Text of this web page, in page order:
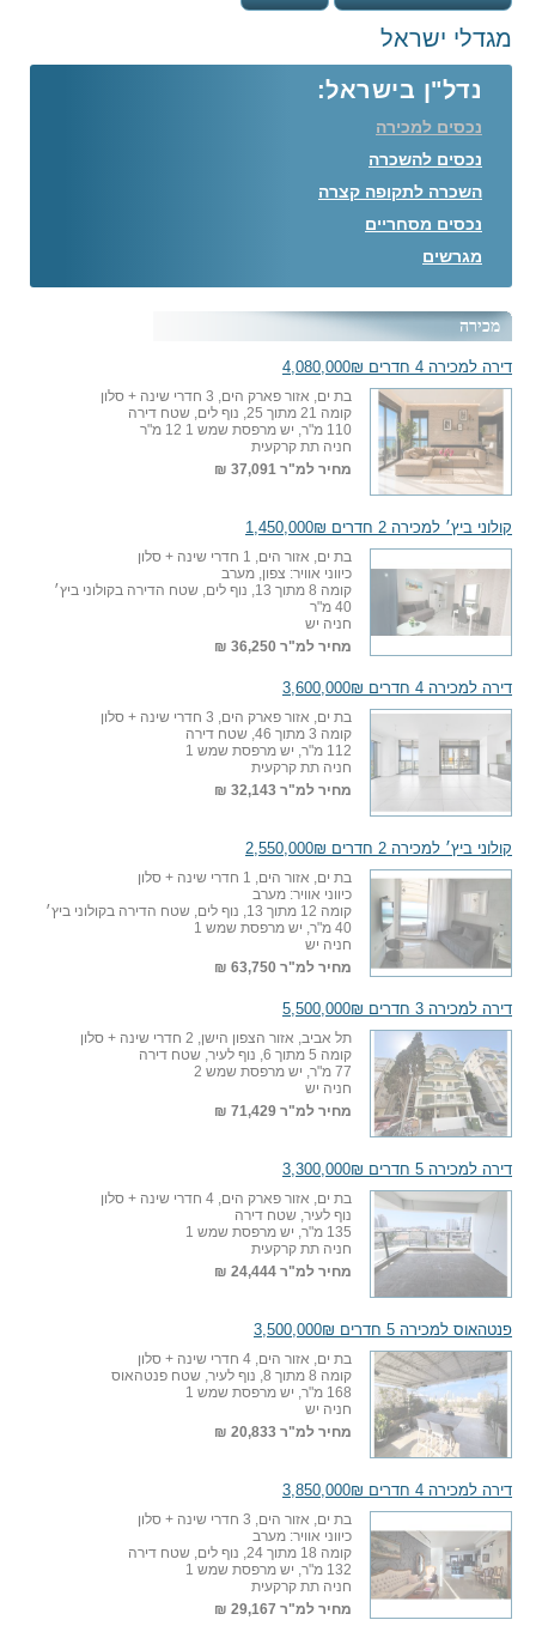
מגדלי ישראל
נדל"ן בישראל:
נכסים למכירה
נכסים להשכרה
השכרה לתקופה קצרה
נכסים מסחריים
מגרשים
מכירה
דירה למכירה 4 חדרים 4,080,000₪
בת ים, אזור פארק הים, 3 חדרי שינה + סלון
קומה 21 מתוך 25, נוף לים, שטח דירה
110 מ"ר, יש מרפסת שמש 1 12 מ"ר
חניה תת קרקעית
מחיר למ"ר 37,091 ₪
קולוני ביץ׳ למכירה 2 חדרים 1,450,000₪
בת ים, אזור הים, 1 חדרי שינה + סלון
כיווני אוויר: צפון, מערב
קומה 8 מתוך 13, נוף לים, שטח הדירה בקולוני ביץ׳
40 מ"ר
חניה יש
מחיר למ"ר 36,250 ₪
דירה למכירה 4 חדרים 3,600,000₪
בת ים, אזור פארק הים, 3 חדרי שינה + סלון
קומה 3 מתוך 46, שטח דירה
112 מ"ר, יש מרפסת שמש 1
חניה תת קרקעית
מחיר למ"ר 32,143 ₪
קולוני ביץ׳ למכירה 2 חדרים 2,550,000₪
בת ים, אזור הים, 1 חדרי שינה + סלון
כיווני אוויר: מערב
קומה 12 מתוך 13, נוף לים, שטח הדירה בקולוני ביץ׳
40 מ"ר, יש מרפסת שמש 1
חניה יש
מחיר למ"ר 63,750 ₪
דירה למכירה 3 חדרים 5,500,000₪
תל אביב, אזור הצפון הישן, 2 חדרי שינה + סלון
קומה 5 מתוך 6, נוף לעיר, שטח דירה
77 מ"ר, יש מרפסת שמש 2
חניה יש
מחיר למ"ר 71,429 ₪
דירה למכירה 5 חדרים 3,300,000₪
בת ים, אזור פארק הים, 4 חדרי שינה + סלון
נוף לעיר, שטח דירה
135 מ"ר, יש מרפסת שמש 1
חניה תת קרקעית
מחיר למ"ר 24,444 ₪
פנטהאוס למכירה 5 חדרים 3,500,000₪
בת ים, אזור הים, 4 חדרי שינה + סלון
קומה 8 מתוך 8, נוף לעיר, שטח פנטהאוס
168 מ"ר, יש מרפסת שמש 1
חניה יש
מחיר למ"ר 20,833 ₪
דירה למכירה 4 חדרים 3,850,000₪
בת ים, אזור הים, 3 חדרי שינה + סלון
כיווני אוויר: מערב
קומה 18 מתוך 24, נוף לים, שטח דירה
132 מ"ר, יש מרפסת שמש 1
חניה תת קרקעית
מחיר למ"ר 29,167 ₪